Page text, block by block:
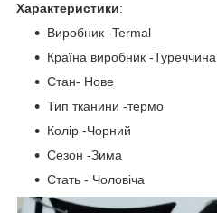
Характеристики:
Виробник -Termal
Країна виробник -Туреччина
Стан- Нове
Тип тканини -термо
Колір -Чорний
Сезон -Зима
Стать - Чоловіча